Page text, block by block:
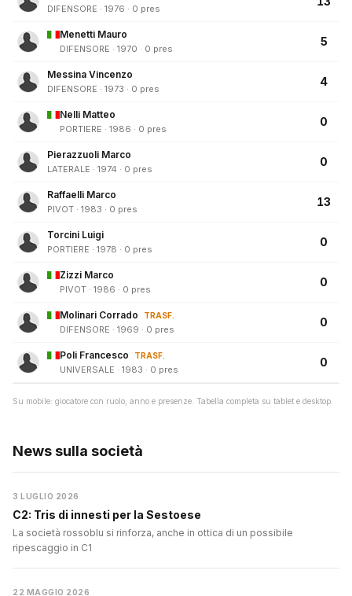
DIFENSORE · 1976 · 0 pres
Menetti Mauro
DIFENSORE · 1970 · 0 pres
5
Messina Vincenzo
DIFENSORE · 1973 · 0 pres
4
Nelli Matteo
PORTIERE · 1986 · 0 pres
0
Pierazzuoli Marco
LATERALE · 1974 · 0 pres
0
Raffaelli Marco
PIVOT · 1983 · 0 pres
13
Torcini Luigi
PORTIERE · 1978 · 0 pres
0
Zizzi Marco
PIVOT · 1986 · 0 pres
0
Molinari Corrado TRASF.
DIFENSORE · 1969 · 0 pres
0
Poli Francesco TRASF.
UNIVERSALE · 1983 · 0 pres
0
Su mobile: giocatore con ruolo, anno e presenze. Tabella completa su tablet e desktop.
News sulla società
3 LUGLIO 2026
C2: Tris di innesti per la Sestoese
La società rossoblu si rinforza, anche in ottica di un possibile
ripescaggio in C1
22 MAGGIO 2026